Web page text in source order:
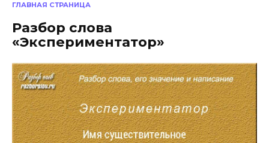
ГЛАВНАЯ СТРАНИЦА
Разбор слова
«Экспериментатор»